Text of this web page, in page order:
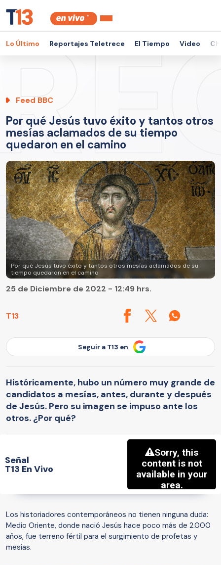
Lo Último Reportajes Teletrece El Tiempo Video
Feed BBC
Por qué Jesús tuvo éxito y tantos otros
mesías aclamados de su tiempo
quedaron en el camino
Por qué Jesús tuvo éxito y tantos otros mesías aclamados de su
tiempo quedaron en el camino
T13
25 de Diciembre de 2022 - 12:49 hrs.
Seguir a T13 en
Históricamente, hubo un número muy grande de
candidatos a mesías, antes, durante y después
de Jesús. Pero su imagen se impuso ante los
otros. ¿Por qué?
Señal
T13 En Vivo
Los historiadores contemporáneos no tienen ninguna duda:
Medio Oriente, donde nació Jesús hace poco más de 2.000
años, fue terreno fértil para el surgimiento de profetas y
mesías.